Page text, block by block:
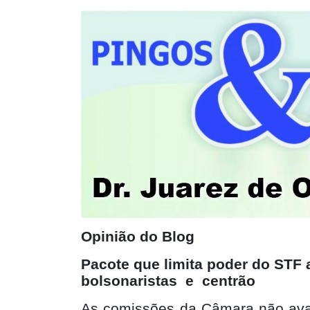
Opinião do Blog
Pacote que limita poder do STF
bolsonaristas e centrão